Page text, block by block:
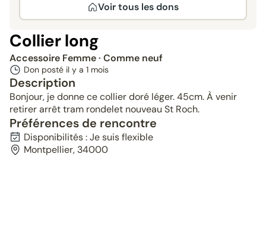
Voir tous les dons
Collier long
Accessoire Femme· Comme neuf
Don posté il y a 1 mois
Description
Bonjour, je donne ce collier doré léger. 45cm. À venir
retirer arrêt tram rondelet nouveau St Roch.
Préférences de rencontre
Disponibilités : Je suis flexible
Montpellier, 34000